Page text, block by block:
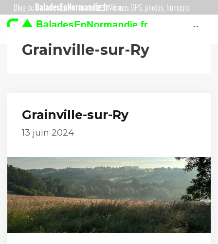
Aller
au
Menu
Menu
Grainville-sur-Ry
Grainville-sur-Ry
13 juin 2024